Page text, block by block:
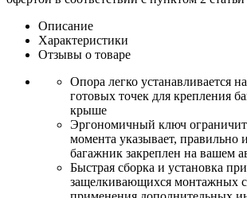
Описание
Характеристики
Отзывы о товаре
Опора легко устанавливается
готовых точек для крепления
крыше
Эргономичный ключ
момента указывает, правильно
багажник закреплен на вашем
Быстрая сборка и установка
защелкивающихся монтажных